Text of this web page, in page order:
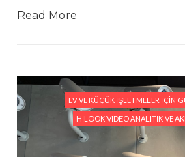
Read More
EV VE KÜÇÜK İŞLETMELER İÇIN
HILOOK VIDEO ANALITIK VE